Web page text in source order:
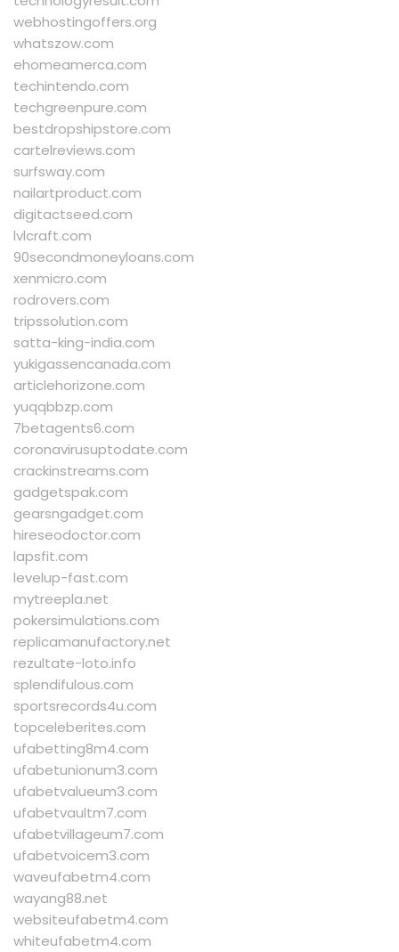
webhostingoffers.org
whatszow.com
ehomeamerca.com
techintendo.com
techgreenpure.com
bestdropshipstore.com
cartelreviews.com
surfsway.com
nailartproduct.com
digitactseed.com
lvlcraft.com
90secondmoneyloans.com
xenmicro.com
rodrovers.com
tripssolution.com
satta-king-india.com
yukigassencanada.com
articlehorizone.com
yuqqbbzp.com
7betagents6.com
coronavirusuptodate.com
crackinstreams.com
gadgetspak.com
gearsngadget.com
hireseodoctor.com
lapsfit.com
levelup-fast.com
mytreepla.net
pokersimulations.com
replicamanufactory.net
rezultate-loto.info
splendifulous.com
sportsrecords4u.com
topceleberites.com
ufabetting8m4.com
ufabetunionum3.com
ufabetvalueum3.com
ufabetvaultm7.com
ufabetvillageum7.com
ufabetvoicem3.com
waveufabetm4.com
wayang88.net
websiteufabetm4.com
whiteufabetm4.com